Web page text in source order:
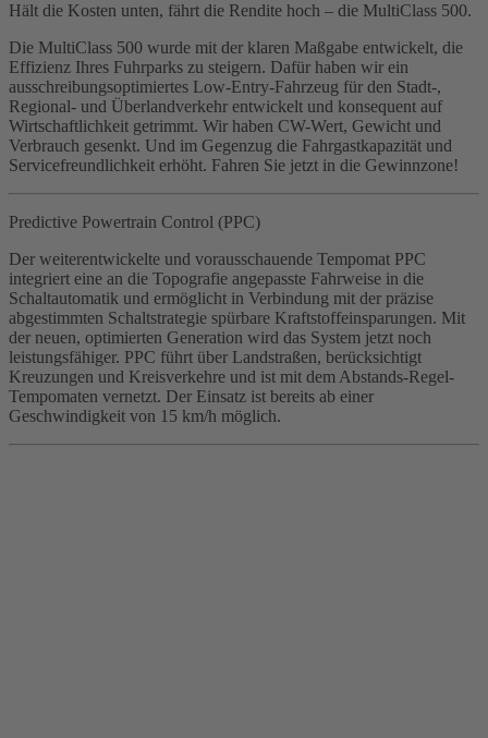
Hält die Kosten unten, fährt die Rendite hoch – die MultiClass 500.
Die MultiClass 500 wurde mit der klaren Maßgabe entwickelt, die
Effizienz Ihres Fuhrparks zu steigern. Dafür haben wir ein
ausschreibungsoptimiertes Low-Entry-Fahrzeug für den Stadt-,
Regional- und Überlandverkehr entwickelt und konsequent auf
Wirtschaftlichkeit getrimmt. Wir haben CW-Wert, Gewicht und
Verbrauch gesenkt. Und im Gegenzug die Fahrgastkapazität und
Servicefreundlichkeit erhöht. Fahren Sie jetzt in die Gewinnzone!
Predictive ­Powertrain Control (PPC)
Der weiterentwickelte und vorausschauende Tempomat PPC
integriert eine an die Topografie angepasste Fahrweise in die
Schaltautomatik und ermöglicht in Verbindung mit der präzise
abgestimmten Schaltstrategie spürbare Kraftstoffeinsparungen. Mit
der neuen, optimierten Generation wird das System jetzt noch
leistungsfähiger. PPC führt über Landstraßen, berücksichtigt
Kreuzungen und Kreisverkehre und ist mit dem Abstands-Regel-
Tempomaten vernetzt. Der Einsatz ist bereits ab einer
Geschwindigkeit von 15 km/h möglich.